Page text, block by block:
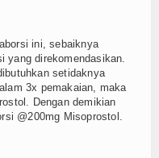
ini, sebaiknya
yang direkomendasikan.
setidaknya
3x pemakaian, maka
Dengan demikian
@200mg Misoprostol.